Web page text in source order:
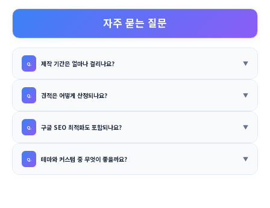
자주 묻는 질문
제작 기간은 얼마나 걸리나요?
견적은 어떻게 산정되나요?
구글 SEO 최적화도 포함되나요?
테마와 커스텀 중 무엇이 좋을까요?